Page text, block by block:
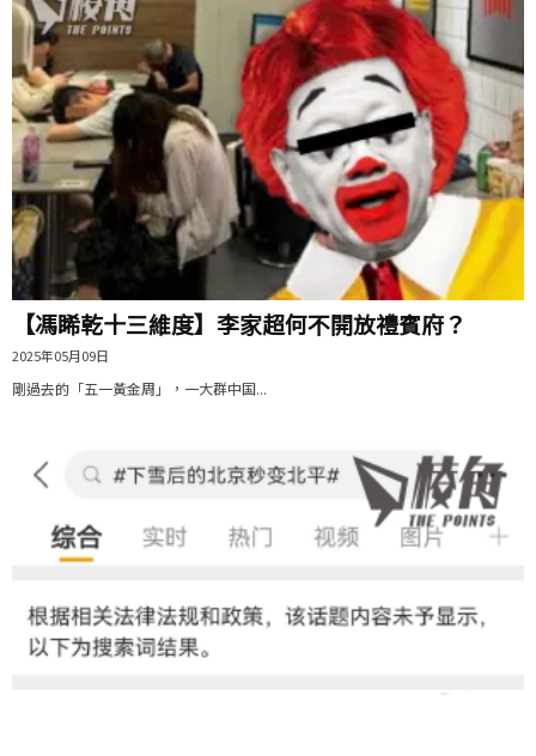
【馮睎乾十三維度】李家超何不開放禮賓府？
2025年05月09日
剛過去的「五一黃金周」，一大群中国...